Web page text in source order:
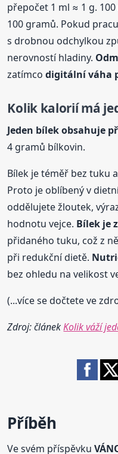
přepočet 1 ml ≈ 1 g.
100 gramů. Pokud
s drobnou odchylkou
nerovností hladiny.
zatímcodigitální váha
Kolik kalorií má
Jeden bílek obsahuje
4 gramů bílkovin.
Bílek je téměř bez tuku
Proto je oblíbený v
oddělujete žloutek,
hodnotu vejce. Bílek je
přidaného tuku, což z
při redukční dietě.
bez ohledu na velikost
(...více se dočtete ve
Zdroj: článekKolik váží
Příběh
Ve svém příspěvku